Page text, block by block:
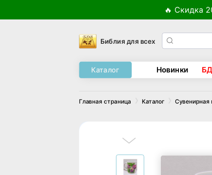
🔥 Скидка
Библия для всех
Каталог Новинки
Главная страница Каталог Сувенирная